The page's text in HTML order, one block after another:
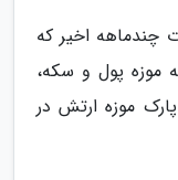
چندماهه اخیر که
موزه پول و سکه،
موزه ارتش در